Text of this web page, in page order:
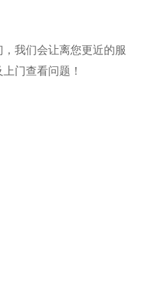
我们会让离您更近的服
门查看问题！